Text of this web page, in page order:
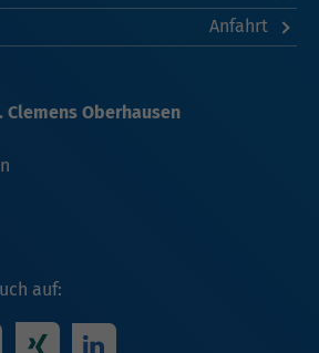
Anfahrt
auf:
Clemens Oberhausen